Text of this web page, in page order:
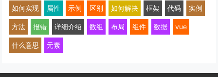
如何实现 属性 示例 区别 如何解决 框架 代码 实例
方法 报错 详细介绍 数组 布局 组件 数据 vue
什么意思 元素